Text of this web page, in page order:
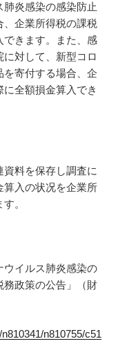
炎感染の感染防止
、企業所得税の課税
できます。また、感
対して、新型コロ
寄付する場合、企
全額損金算入でき
料を保存し調査に
算入の状况を企業所
。
イルス肺炎感染の
務政策の公告」（財
n810755/c51